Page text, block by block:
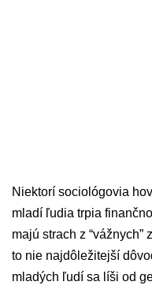
Niektorí sociológovia
mladí ľudia trpia
majú strach z
to nie najdôležitejší
mladých ľudí sa líši od